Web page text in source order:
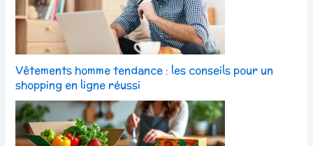
Vêtements homme tendance : les conseils pour un
shopping en ligne réussi